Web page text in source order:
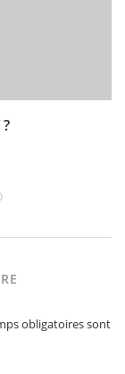
obligatoires sont